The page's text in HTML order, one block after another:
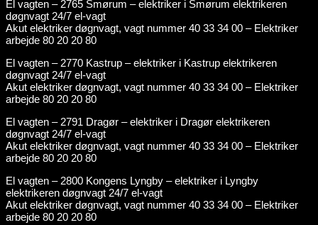
El vagten – 2765 Smørum – elektriker i Smørum elektrikeren
døgnvagt 24/7 el-vagt
Akut elektriker døgnvagt, vagt nummer 40 33 34 00 – Elektriker
arbejde 80 20 20 80
El vagten – 2770 Kastrup – elektriker i Kastrup elektrikeren
døgnvagt 24/7 el-vagt
Akut elektriker døgnvagt, vagt nummer 40 33 34 00 – Elektriker
arbejde 80 20 20 80
El vagten – 2791 Dragør – elektriker i Dragør elektrikeren
døgnvagt 24/7 el-vagt
Akut elektriker døgnvagt, vagt nummer 40 33 34 00 – Elektriker
arbejde 80 20 20 80
El vagten – 2800 Kongens Lyngby – elektriker i Lyngby
elektrikeren døgnvagt 24/7 el-vagt
Akut elektriker døgnvagt, vagt nummer 40 33 34 00 – Elektriker
arbejde 80 20 20 80